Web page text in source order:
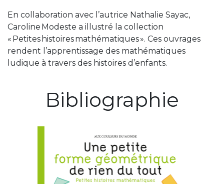
En collaboration avec l’autrice Nathalie Sayac,
Caroline Modeste a illustré la collection
« Petites histoires mathématiques ». Ces ouvrages
rendent l’apprentissage des mathématiques
ludique à travers des histoires d’enfants.
Bibliographie